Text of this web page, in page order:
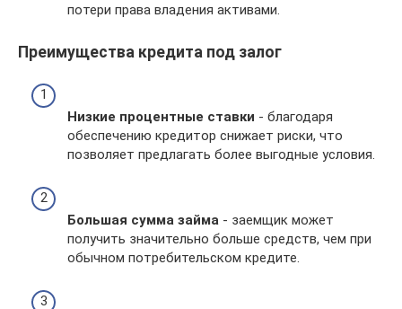
потери права владения активами.
Преимущества кредита под залог
Низкие процентные ставки - благодаря
обеспечению кредитор снижает риски, что
позволяет предлагать более выгодные условия.
Большая сумма займа - заемщик может
получить значительно больше средств, чем при
обычном потребительском кредите.